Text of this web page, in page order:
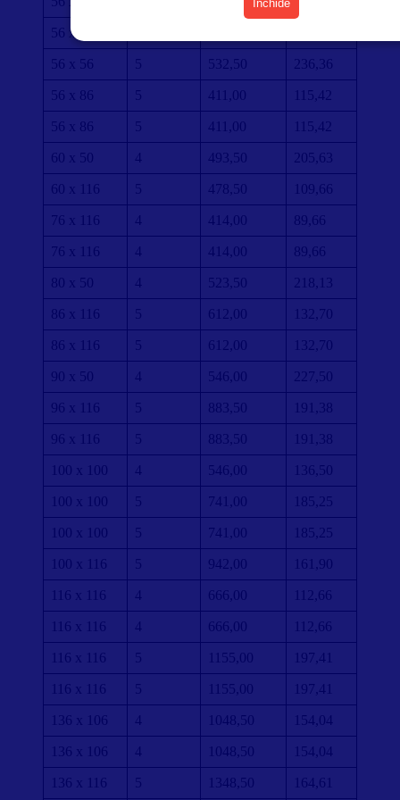
56 x 56
56 x 56 5 532,50 236,36
56 x 86 5 411,00 115,42
56 x 86 5 411,00 115,42
60 x 50 4 493,50 205,63
60 x 116 5 478,50 109,66
76 x 116 4 414,00 89,66
76 x 116 4 414,00 89,66
80 x 50 4 523,50 218,13
86 x 116 5 612,00 132,70
86 x 116 5 612,00 132,70
90 x 50 4 546,00 227,50
96 x 116 5 883,50 191,38
96 x 116 5 883,50 191,38
100 x 100 4 546,00 136,50
100 x 100 5 741,00 185,25
100 x 100 5 741,00 185,25
100 x 116 5 942,00 161,90
116 x 116 4 666,00 112,66
116 x 116 4 666,00 112,66
116 x 116 5 1155,00 197,41
116 x 116 5 1155,00 197,41
136 x 106 4 1048,50 154,04
136 x 106 4 1048,50 154,04
136 x 116 5 1348,50 164,61
Închide